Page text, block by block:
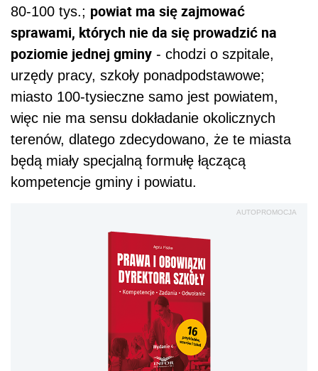
80-100 tys.; powiat ma się zajmować
sprawami, których nie da się prowadzić na
poziomie jednej gminy - chodzi o szpitale,
urzędy pracy, szkoły ponadpodstawowe;
miasto 100-tysieczne samo jest powiatem,
więc nie ma sensu dokładanie okolicznych
terenów, dlatego zdecydowano, że te miasta
będą miały specjalną formułę łączącą
kompetencje gminy i powiatu.
AUTOPROMOCJA